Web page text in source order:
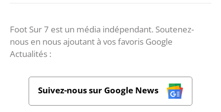
Foot Sur 7 est un média indépendant. Soutenez-
nous en nous ajoutant à vos favoris Google
Actualités :
Suivez-nous sur Google News